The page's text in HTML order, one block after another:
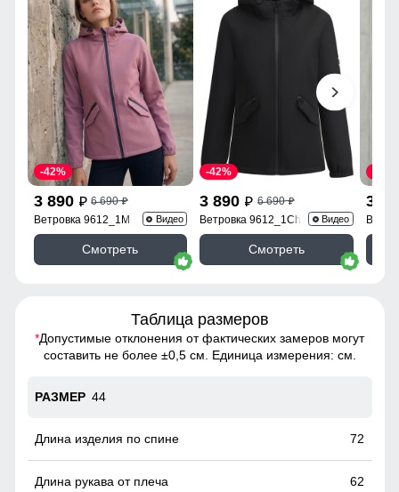
3 890 p 6 690p
-42%
Ветровка 9612_1M Видео
Смотреть
3 890 p 6 690p
-42%
Ветровка 9612_1Ch Видео
Смотреть
3
Таблица размеров
*Допустимые отклонения от фактических замеров могут
составить не более ±0,5 см. Единица измерения: см.
44
72
62